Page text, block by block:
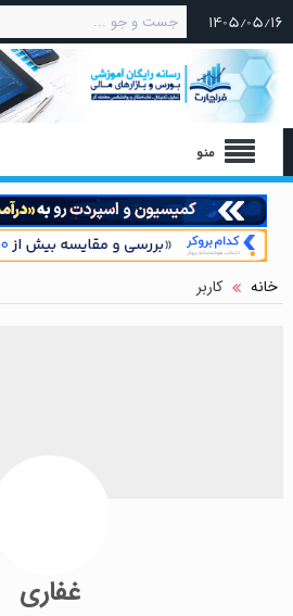
۱۴۰۵/۰۵/۱۶
منو
خانه کاربر
غفاری